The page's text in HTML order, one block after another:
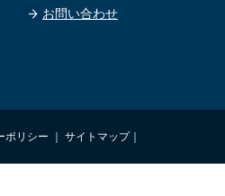
お問い合わせ
ポリシー ｜ サイトマップ｜